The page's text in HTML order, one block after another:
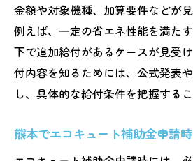
金額や対象機種、加算要件などが
例えば、一定の省エネ性能を満た
下で追加給付があるケースが見受
付内容を知るためには、公式発表
し、具体的な給付条件を把握する
熊本でエコキュート補助金申請